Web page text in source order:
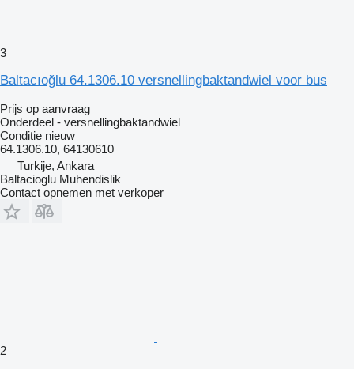
3
Baltacıoğlu 64.1306.10 versnellingbaktandwiel voor bus
Prijs op aanvraag
Onderdeel - versnellingbaktandwiel
Conditie nieuw
64.1306.10, 64130610
Turkije, Ankara
Baltacioglu Muhendislik
Contact opnemen met verkoper
2